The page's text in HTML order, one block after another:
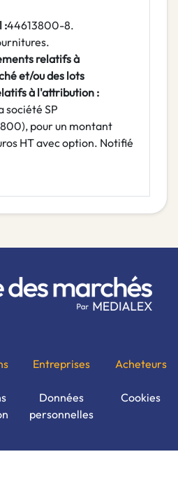
:44613800-8.
relatifs à
et/ou des lots
à l'attribution :
société SP
pour un montant
HT avec option. Notifié
Entreprises
Données
personnelles
Acheteurs
Cookies